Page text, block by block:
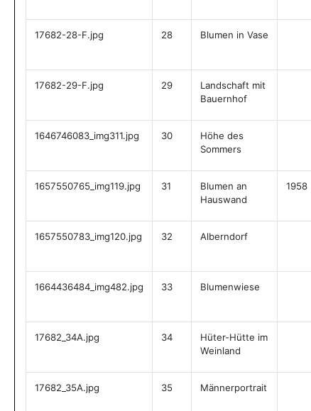
17682-28-F.jpg 28 Blumen in Vase
17682-29-F.jpg 29
Landschaft mit
Bauernhof
1646746083_img311.jpg 30
Höhe des
Sommers
1657550765_img119.jpg 31
Blumen an
Hauswand
1958
1657550783_img120.jpg 32 Alberndorf
1664436484_img482.jpg 33 Blumenwiese
17682_34A.jpg 34
Hüter-Hütte im
Weinland
17682_35A.jpg 35 Männerportrait